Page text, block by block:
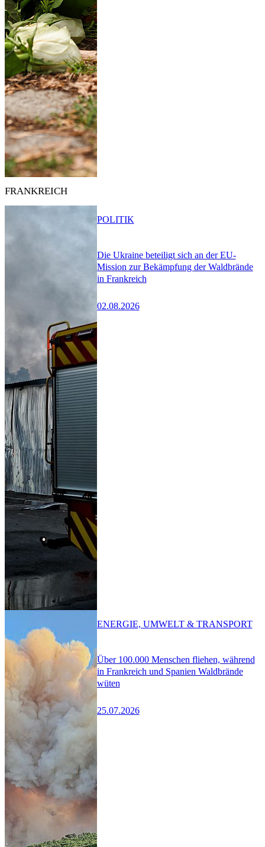
FRANKREICH
Die Ukraine beteiligt sich an der EU-
Mission zur Bekämpfung der Waldbrände
in Frankreich
02.08.2026
POLITIK
Über 100.000 Menschen fliehen, während
in Frankreich und Spanien Waldbrände
wüten
25.07.2026
ENERGIE, UMWELT & TRANSPORT